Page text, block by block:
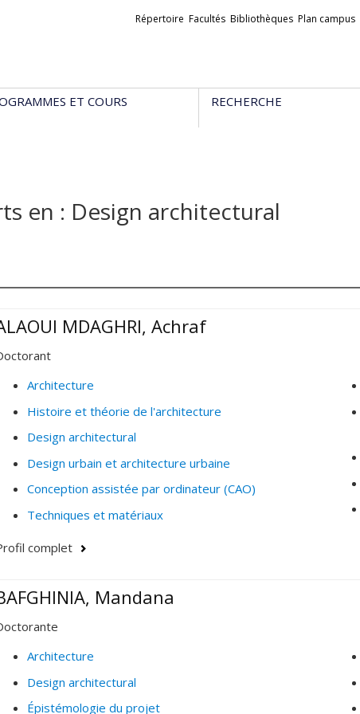
Liens
Répertoire Facultés Bibliothèques Plan campus
ET COURS RECHERCHE
en : Design architectural
MDAGHRI, Achraf
Architecture
Histoire et théorie de l'architecture
Design architectural
Design urbain et architecture urbaine
Conception assistée par ordinateur (CAO)
Techniques et matériaux
complet
Mandana
Architecture
Design architectural
Épistémologie du projet